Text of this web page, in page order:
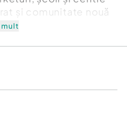
și comunitate nouă
totala 87mp
(2 dormitoare +
baie, 3 balcoane
relaxare, spațiu
mult